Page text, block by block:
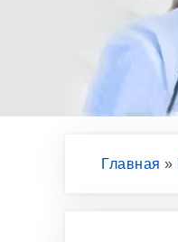
Главная »